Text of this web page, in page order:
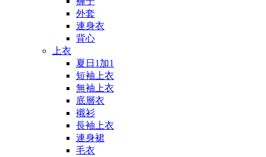
外套
連身衣
背心
上衣
夏日1加1
短袖上衣
無袖上衣
底層衣
襯衫
長袖上衣
連身裙
毛衣